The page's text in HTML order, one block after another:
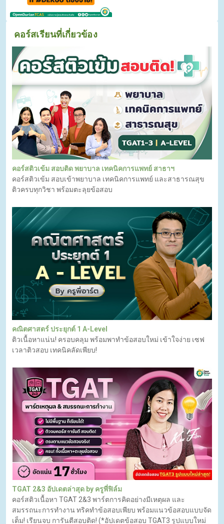
คอร์สเรียนที่เกี่ยวข้อง
คอร์สติวเข้ม สอบติด พยาบาล เทคนิคการแพทย์ สาธาฯ
คอร์สติวเข้ม สอบเข้าพยาบาล เทคนิคการแพทย์ และสาธารณสุข
ติวครบทุกวิชา พร้อมตะลุยข้อสอบ
คณิตศาสตร์ ประยุกต์ 1 A-Level
ติวเนื้อหาแน่น! ครอบคลุม พร้อมพาทำข้อสอบใหม่ เข้าใจง่าย เซฟ
เวลาติวสอบ เทคนิคลัดเพียบ!
TGAT 2&3 อัปเดตล่าสุด by ครูพี่ฟิล์ม
คอร์สติวเนื้อหา TGAT 2&3 พาร์ตการคิดอย่างมีเหตุผล และ
สมรรถนะการทำงาน ทริคทำข้อสอบเพียบ พร้อมแนวข้อสอบแบบจัด
เต็ม! เรียนจบ การันตีสอบติด! (*อัปเดตข้อสอบ TGAT3 รูปแบบใหม่